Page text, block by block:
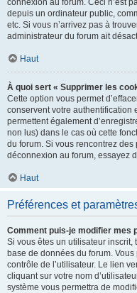
connexion au forum. Ceci n’est
depuis un ordinateur public,
etc. Si vous n’arrivez pas à
administrateur du forum ait
Haut
À quoi sert « Supprimer les
Cette option vous permet
conservent votre authentification
permettent également
non lus) dans le cas où cette
du forum. Si vous rencontrez
déconnexion au forum, essayez
Haut
Préférences et
Comment puis-je modifier mes
Si vous êtes un utilisateur inscrit,
base de données du forum.
contrôle de l’utilisateur. Le lien
cliquant sur votre nom
système vous permettra de